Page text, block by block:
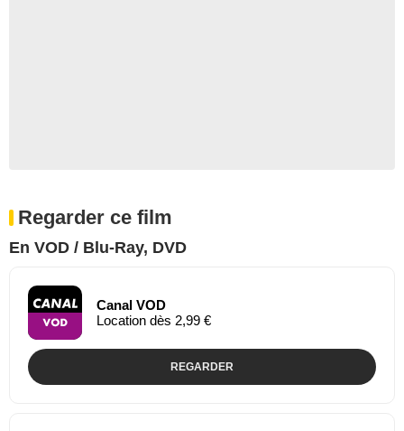
Regarder ce film
En VOD / Blu-Ray, DVD
Canal VOD
Location dès 2,99 €
REGARDER